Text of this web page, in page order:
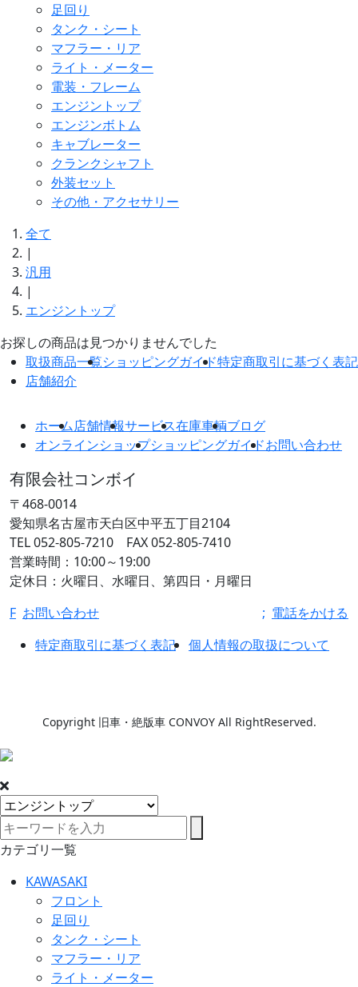
足回り
タンク・シート
マフラー・リア
ライト・メーター
電装・フレーム
エンジントップ
エンジンボトム
キャブレーター
クランクシャフト
外装セット
その他・アクセサリー
全て
|
汎用
|
エンジントップ
お探しの商品は見つかりませんでした
取扱商品一覧ショッピングガイド特定商取引に基づく表記
店舗紹介
ホーム店舗情報サービス在庫車輌ブログ
オンラインショップショッピングガイドお問い合わせ
有限会社コンボイ
〒468-0014
愛知県名古屋市天白区中平五丁目2104
TEL 052-805-7210 FAX 052-805-7410
営業時間：10:00～19:00
定休日：火曜日、水曜日、第四日・月曜日
F お問い合わせ ; 電話をかける
特定商取引に基づく表記
個人情報の取扱について
Copyright 旧車・絶版車 CONVOY All RightReserved.
カテゴリ一覧
KAWASAKI
フロント
足回り
タンク・シート
マフラー・リア
ライト・メーター